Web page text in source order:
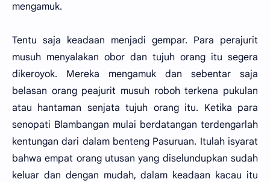
mengamuk.
Tentu saja keadaan menjadi gempar. Para perajurit
musuh menyalakan obor dan tujuh orang itu segera
dikeroyok. Mereka mengamuk dan sebentar saja
belasan orang peajurit musuh roboh terkena pukulan
atau hantaman senjata tujuh orang itu. Ketika para
senopati Blambangan mulai berdatangan terdengarlah
kentungan dari dalam benteng Pasuruan. Itulah isyarat
bahwa empat orang utusan yang diselundupkan sudah
keluar dan dengan mudah, dalam keadaan kacau itu